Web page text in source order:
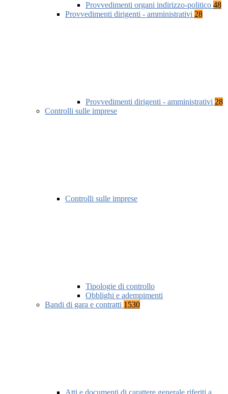
Provvedimenti organi indirizzo-politico 48
Provvedimenti dirigenti - amministrativi 28
Provvedimenti dirigenti - amministrativi 28
Controlli sulle imprese
Controlli sulle imprese
Tipologie di controllo
Obblighi e adempimenti
Bandi di gara e contratti 1530